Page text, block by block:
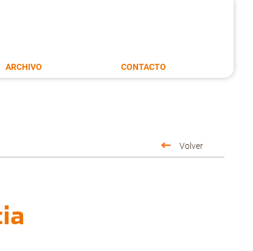
ARCHIVO CONTACTO
Volver